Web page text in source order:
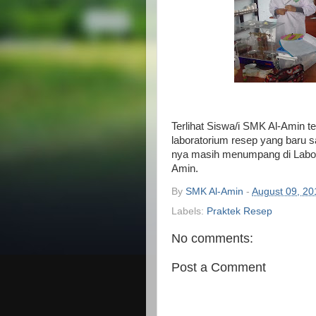
Terlihat Siswa/i SMK Al-Amin
laboratorium resep yang baru
nya masih menumpang di
Amin.
By SMK Al-Amin - August 09,
Labels: Praktek Resep
No comments:
Post a Comment